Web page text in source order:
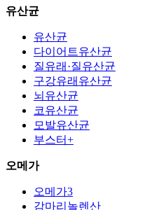
유산균
유산균
다이어트유산균
질유래·질유산균
구강유래유산균
뇌유산균
코유산균
모발유산균
부스터+
오메가
오메가3
감마리놀렌산